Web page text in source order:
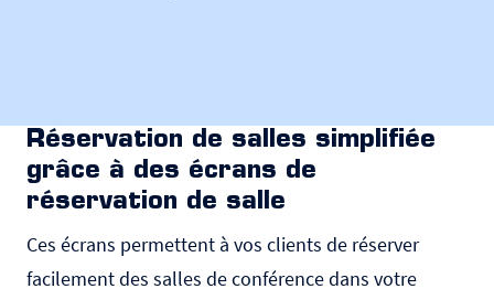
Réservation de salles simplifiée
grâce à des écrans de
réservation de salle
Ces écrans permettent à vos clients de réserver
facilement des salles de conférence dans votre